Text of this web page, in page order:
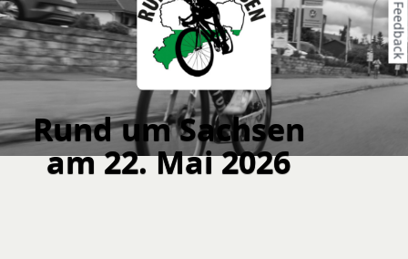
Rund um Sachsen
am 22. Mai 2026
Feedback